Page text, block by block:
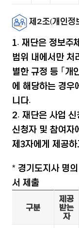
제2조(개인정
1. 재단은 정보주
범위 내에서만 처
별한 규정 등 ｢개
에 해당하는 경우
니다.
2. 재단은 사업 신
신청자 및 참여자
제3자에게 제공
* 경기도지사 명
서 제출
구분
제공
받는
자